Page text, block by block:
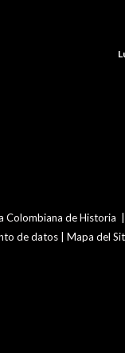
de Historia
de datos | Mapa del